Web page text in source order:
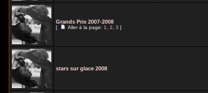
Grands Prix 2007-2008
[ Aller à la page:1,2,3]
stars sur glace 2008